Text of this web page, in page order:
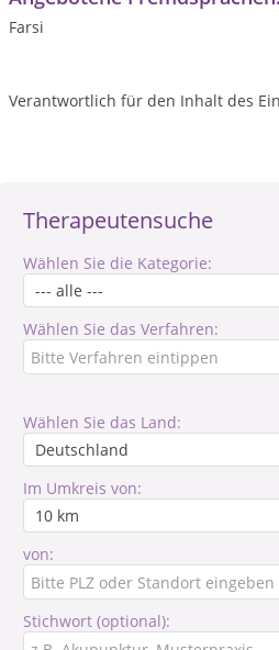
Therapeutensuche
Wählen Sie die Kategorie:
Wählen Sie das Verfahren:
Wählen Sie das Land:
Im Umkreis von:
von:
Stichwort (optional):
Farsi
Verantwortlich für den Inhalt des